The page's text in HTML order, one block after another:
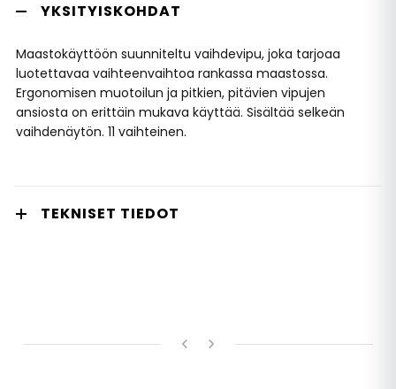
YKSITYISKOHDAT
Maastokäyttöön suunniteltu vaihdevipu, joka tarjoaa
luotettavaa vaihteenvaihtoa rankassa maastossa.
Ergonomisen muotoilun ja pitkien, pitävien vipujen
ansiosta on erittäin mukava käyttää. Sisältää selkeän
vaihdenäytön. 11 vaihteinen.
TEKNISET TIEDOT